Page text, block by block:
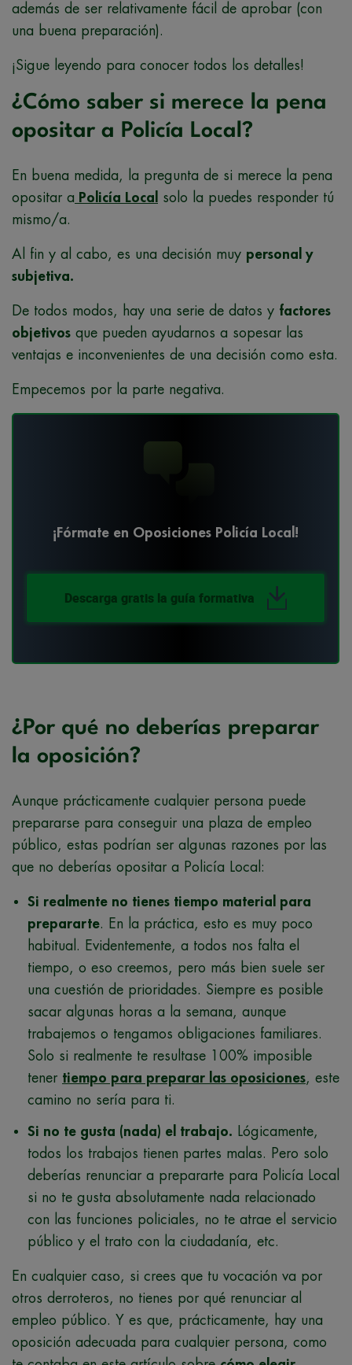
además de ser relativamente fácil de aprobar (con
una buena preparación).
¡Sigue leyendo para conocer todos los detalles!
¿Cómo saber si merece la pena
opositar a Policía Local?
En buena medida, la pregunta de si merece la pena
opositar a Policía Local
solo la puedes responder tú
mismo/a.
Al fin y al cabo, es una decisión muy personal y
subjetiva.
De todos modos, hay una serie de datos y factores
objetivos que pueden ayudarnos a sopesar las
ventajas e inconvenientes de una decisión como esta.
Empecemos por la parte negativa.
¡Fórmate en Oposiciones Policía Local!
Descarga gratis la guía formativa
¿Por qué no deberías preparar
la oposición?
Aunque prácticamente cualquier persona puede
prepararse para conseguir una plaza de empleo
público, estas podrían ser algunas razones por las
que no deberías opositar a Policía Local:
Si realmente no tienes tiempo material para
prepararte. En la práctica, esto es muy poco
habitual. Evidentemente, a todos nos falta el
tiempo, o eso creemos, pero más bien suele ser
una cuestión de prioridades. Siempre es posible
sacar algunas horas a la semana, aunque
trabajemos o tengamos obligaciones familiares.
Solo si realmente te resultase 100% imposible
tener tiempo para preparar las oposiciones, este
camino no sería para ti.
Si no te gusta (nada) el trabajo. Lógicamente,
todos los trabajos tienen partes malas. Pero solo
deberías renunciar a prepararte para Policía Local
si no te gusta absolutamente nada relacionado
con las funciones policiales, no te atrae el servicio
público y el trato con la ciudadanía, etc.
En cualquier caso, si crees que tu vocación va por
otros derroteros, no tienes por qué renunciar al
empleo público. Y es que, prácticamente, hay una
oposición adecuada para cualquier persona, como